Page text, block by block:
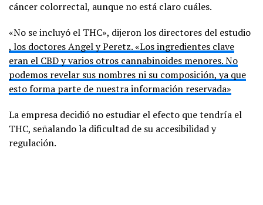
cáncer colorrectal, aunque no está claro cuáles.
«No se incluyó el THC», dijeron los directores del estudio
, los doctores Angel y Peretz. «Los ingredientes clave
eran el CBD y varios otros cannabinoides menores. No
podemos revelar sus nombres ni su composición, ya que
esto forma parte de nuestra información reservada»
La empresa decidió no estudiar el efecto que tendría el
THC, señalando la dificultad de su accesibilidad y
regulación.